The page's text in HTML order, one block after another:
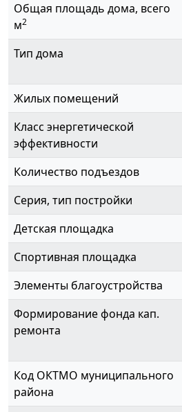
Общая площадь дома, всего
м2
Тип дома
Жилых помещений
Класс энергетической
эффективности
Количество подъездов
Серия, тип постройки
Детская площадка
Спортивная площадка
Элементы благоустройства
Формирование фонда кап.
ремонта
Код ОКТМО муниципального
района